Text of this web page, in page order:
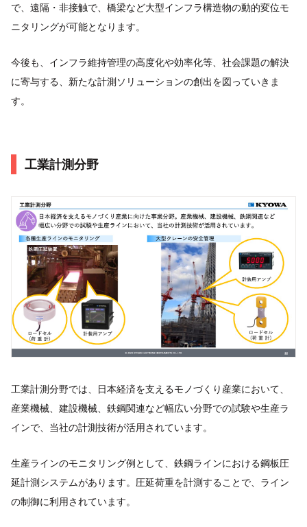
で、遠隔・非接触で、橋梁など大型インフラ構造物の動的変位モ
ニタリングが可能となります。
今後も、インフラ維持管理の高度化や効率化等、社会課題の解決
に寄与する、新たな計測ソリューションの創出を図っていきま
す。
工業計測分野
工業計測分野では、日本経済を支えるモノづくり産業において、
産業機械、建設機械、鉄鋼関連など幅広い分野での試験や生産ラ
インで、当社の計測技術が活用されています。
生産ラインのモニタリング例として、鉄鋼ラインにおける鋼板圧
延計測システムがあります。圧延荷重を計測することで、ライン
の制御に利用されています。